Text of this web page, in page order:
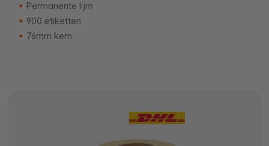
Permanente lijm
900 etiketten
76mm kern